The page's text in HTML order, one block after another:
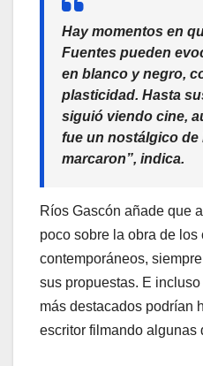
Hay momentos en
Fuentes pueden
en blanco y negro,
plasticidad. Hasta
siguió viendo cine,
fue un nostálgico de
marcaron”, indica.
Ríos Gascón añade que
poco sobre la obra de
contemporáneos,
sus propuestas. E
más destacados podrían
escritor filmando algunas